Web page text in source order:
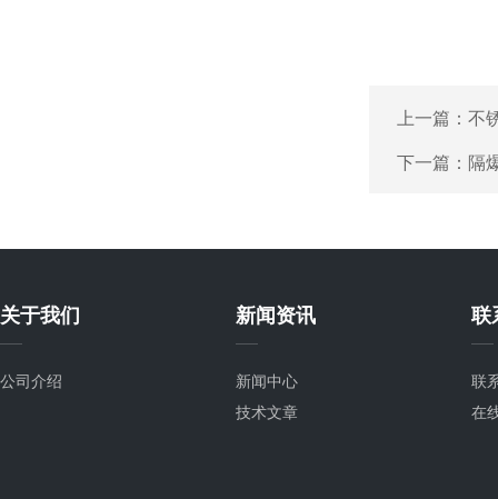
上一篇： 不
下一篇： 隔
关于我们
公司介绍
新闻资讯
新闻中心
技术文章
联
联
在